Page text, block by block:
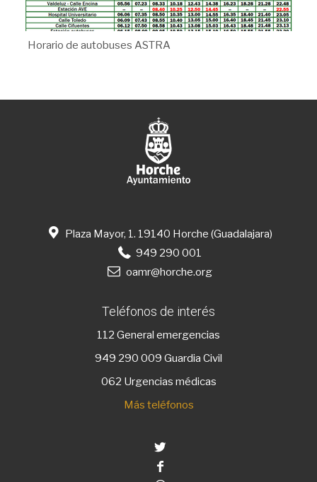
Horario de autobuses ASTRA
Plaza Mayor, 1. 19140 Horche (Guadalajara)
949 290 001
oamr@horche.org
Teléfonos de interés
112 General emergencias
949 290 009 Guardia Civil
062 Urgencias médicas
Más teléfonos